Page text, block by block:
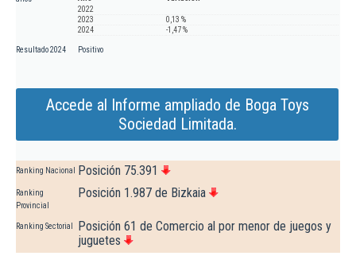
2022
2023
0,13 %
2024
-1,47 %
Resultado 2024 Positivo
Accede al Informe ampliado de Boga Toys
Sociedad Limitada.
Ranking Nacional Posición 75.391
Ranking
Provincial
Posición 1.987 de Bizkaia
Ranking Sectorial
Posición 61 de Comercio al por menor de juegos y
juguetes